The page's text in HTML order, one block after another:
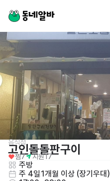
음식점
고인돌돌판구이
찜7 지원17
주방
주 4일1개월 이상 (장기우대)